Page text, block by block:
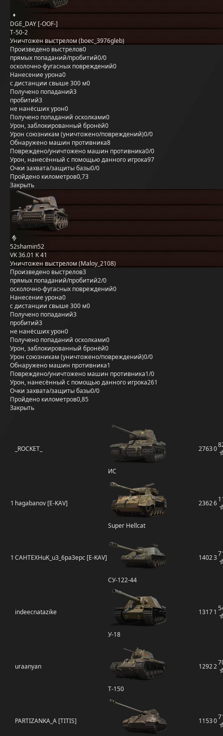
DGE_DAY [-OOF-]
Т-50-2
Уничтожен выстрелом (boec_3976gleb)
Произведено выстрелов0
прямых попаданий/пробитий0/0
осколочно-фугасных повреждений0
Нанесение урона0
с дистанции свыше 300 м0
Получено попаданий3
пробитий3
не нанёсших урон0
Получено попаданий осколками0
Урон, заблокированный бронёй0
Урон союзникам (уничтожено/повреждений)0/0
Обнаружено машин противника8
Повреждено/уничтожено машин противника0/0
Урон, нанесённый с помощью данного игрока97
Очки захвата/защиты базы0/0
Пройдено километров0,73
Закрыть
52shamin52
VK 36.01 K 41
Уничтожен выстрелом (Maloy_2108)
Произведено выстрелов3
прямых попаданий/пробитий2/0
осколочно-фугасных повреждений0
Нанесение урона0
с дистанции свыше 300 м0
Получено попаданий3
пробитий3
не нанёсших урон0
Получено попаданий осколками0
Урон, заблокированный бронёй0
Урон союзникам (уничтожено/повреждений)0/0
Обнаружено машин противника1
Повреждено/уничтожено машин противника1/0
Урон, нанесённый с помощью данного игрока261
Очки захвата/защиты базы0/0
Пройдено километров0,85
Закрыть
_ROCKET_
ИС
27630
1 hagabanov [E-KAV]
Super Hellcat
23626
1 CAHTEXHuK_u3_6pa3epc [E-KAV]
СУ-122-44
14023
indeecnatazike
У-18
13171
uraanyan
Т-150
12922
PARTIZANKA_A [TITIS] 11530